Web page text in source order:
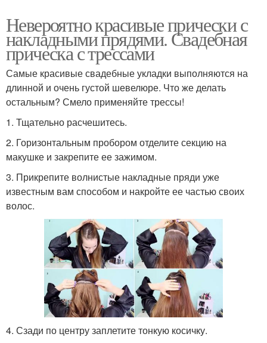
Невероятно красивые прически с
накладными прядями. Свадебная
прическа с трессами
Самые красивые свадебные укладки выполняются на
длинной и очень густой шевелюре. Что же делать
остальным? Смело применяйте трессы!
1. Тщательно расчешитесь.
2. Горизонтальным пробором отделите секцию на
макушке и закрепите ее зажимом.
3. Прикрепите волнистые накладные пряди уже
известным вам способом и накройте ее частью своих
волос.
4. Сзади по центру заплетите тонкую косичку.